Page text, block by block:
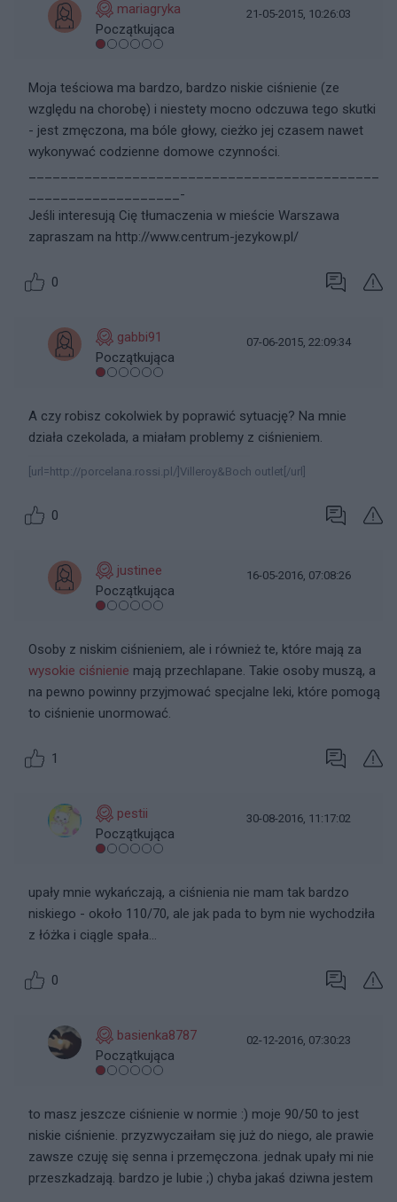
mariagryka
Początkująca
21-05-2015, 10:26:03
Moja teściowa ma bardzo, bardzo niskie ciśnienie (ze
względu na chorobę) i niestety mocno odczuwa tego skutki
- jest zmęczona, ma bóle głowy, cieżko jej czasem nawet
wykonywać codzienne domowe czynności.
___________________-
Jeśli interesują Cię tłumaczenia w mieście Warszawa
zapraszam na http://www.centrum-jezykow.pl/
0
gabbi91
Początkująca
07-06-2015, 22:09:34
A czy robisz cokolwiek by poprawić sytuację? Na mnie
działa czekolada, a miałam problemy z ciśnieniem.
[url=http://porcelana.rossi.pl/]Villeroy&Boch outlet[/url]
0
justinee
Początkująca
16-05-2016, 07:08:26
Osoby z niskim ciśnieniem, ale i również te, które mają za
wysokie ciśnienie mają przechlapane. Takie osoby muszą, a
na pewno powinny przyjmować specjalne leki, które pomogą
to ciśnienie unormować.
1
pestii
Początkująca
30-08-2016, 11:17:02
upały mnie wykańczają, a ciśnienia nie mam tak bardzo
niskiego - około 110/70, ale jak pada to bym nie wychodziła
z łóżka i ciągle spała...
0
basienka8787
Początkująca
02-12-2016, 07:30:23
to masz jeszcze ciśnienie w normie :) moje 90/50 to jest
niskie ciśnienie. przyzwyczaiłam się już do niego, ale prawie
zawsze czuję się senna i przemęczona. jednak upały mi nie
przeszkadzają. bardzo je lubie ;) chyba jakaś dziwna jestem